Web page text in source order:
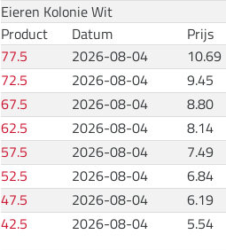
Eieren Kolonie Wit
Product
Datum Prijs
77.5
2026-08-04 10.69
72.5 2026-08-04 9.45
67.5 2026-08-04 8.80
62.5 2026-08-04 8.14
57.5 2026-08-04 7.49
52.5 2026-08-04 6.84
47.5 2026-08-04 6.19
42.5 2026-08-04 5.54